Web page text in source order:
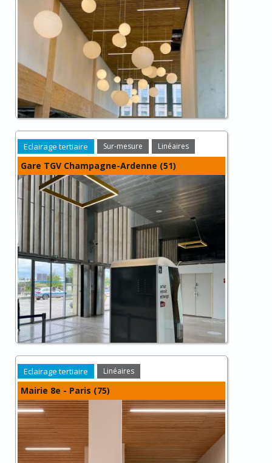
Eclairage tertiaire Sur-mesure Linéaires
Gare TGV Champagne-Ardenne (51)
Eclairage tertiaire Linéaires
Mairie 8e - Paris (75)